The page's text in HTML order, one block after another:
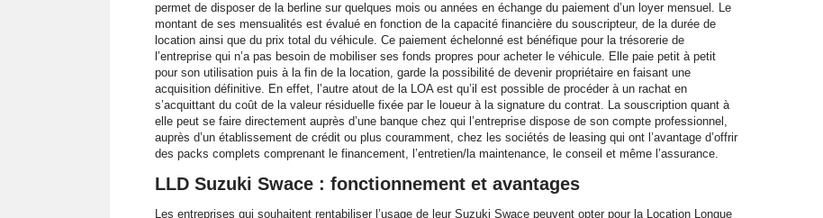
permet de disposer de la berline sur quelques mois ou années en échange du paiement d’un loyer mensuel. Le
montant de ses mensualités est évalué en fonction de la capacité financière du souscripteur, de la durée de
location ainsi que du prix total du véhicule. Ce paiement échelonné est bénéfique pour la trésorerie de
l’entreprise qui n’a pas besoin de mobiliser ses fonds propres pour acheter le véhicule. Elle paie petit à petit
pour son utilisation puis à la fin de la location, garde la possibilité de devenir propriétaire en faisant une
acquisition définitive. En effet, l’autre atout de la LOA est qu’il est possible de procéder à un rachat en
s’acquittant du coût de la valeur résiduelle fixée par le loueur à la signature du contrat. La souscription quant à
elle peut se faire directement auprès d’une banque chez qui l’entreprise dispose de son compte professionnel,
auprès d’un établissement de crédit ou plus couramment, chez les sociétés de leasing qui ont l’avantage d’offrir
des packs complets comprenant le financement, l’entretien/la maintenance, le conseil et même l’assurance.
LLD Suzuki Swace : fonctionnement et avantages
Les entreprises qui souhaitent rentabiliser l’usage de leur Suzuki Swace peuvent opter pour la Location Longue